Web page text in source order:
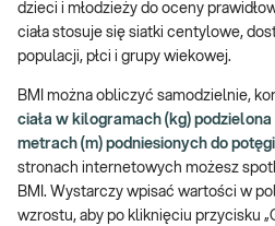
dzieci i młodzieży do oceny
ciała stosuje się siatki centylowe,
populacji, płci i grupy wiekowej.
BMI można obliczyć samodzielnie,
ciała w kilogramach (kg)
metrach (m) podniesionych do
stronach internetowych możesz
BMI. Wystarczy wpisać wartości w
wzrostu, aby po kliknięciu przycisku